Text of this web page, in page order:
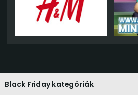
Black Friday kategóriák